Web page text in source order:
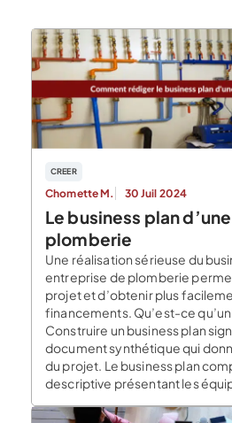
CREER
Chomette M. 30 Juil 2024
Le business plan
plomberie
Une réalisation sérieuse du
entreprise de plomberie
projet et d’obtenir plus
financements. Qu’est-ce
Construire un business plan
document synthétique qui
du projet. Le business plan
descriptive présentant les